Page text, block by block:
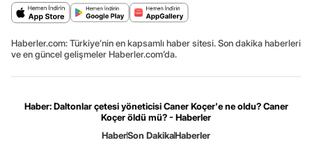
Haberler.com: Türkiye’nin en kapsamlı haber sitesi. Son dakika haberleri
ve en güncel gelişmeler Haberler.com’da.
Haber: Daltonlar çetesi yöneticisi Caner Koçer'e ne oldu? Caner
Koçer öldü mü? - Haberler
HaberSon DakikaHaberler